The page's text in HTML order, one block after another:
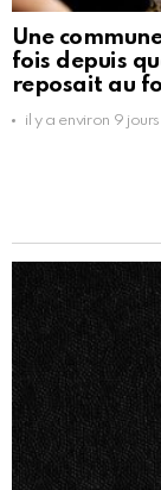
Une
fois depuis
reposait au
il y a environ 9 jours